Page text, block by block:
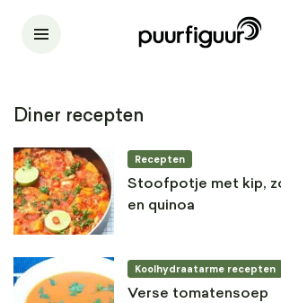
Diner recepten
Recepten
Stoofpotje met kip,
en quinoa
Koolhydraatarme recepten
Verse tomatensoep